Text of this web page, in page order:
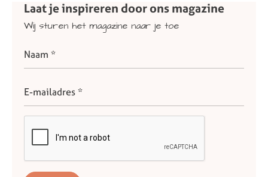
Laatjeinspireren door ons magazine
Wij sturen het magazine naar je toe